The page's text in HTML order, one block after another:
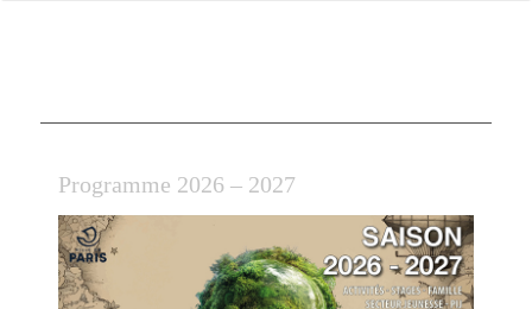
Programme 2026 – 2027